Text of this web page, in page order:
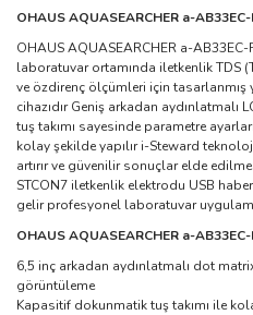
OHAUS AQUASEARCHER a-
OHAUS AQUASEARCHER a-
laboratuvar ortamında iletkenlik TDS
ve özdirenç ölçümleri için
cihazıdır Geniş arkadan
tuş takımı sayesinde parametre
kolay şekilde yapılır i-Steward
artırır ve güvenilir sonuçlar elde
STCON7 iletkenlik elektrodu USB
gelir profesyonel laboratuvar
OHAUS AQUASEARCHER a-
6,5 inç arkadan aydınlatmalı dot
görüntüleme
Kapasitif dokunmatik tuş takımı ile